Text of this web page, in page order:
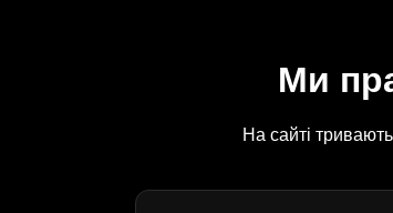
Ми
На сайті